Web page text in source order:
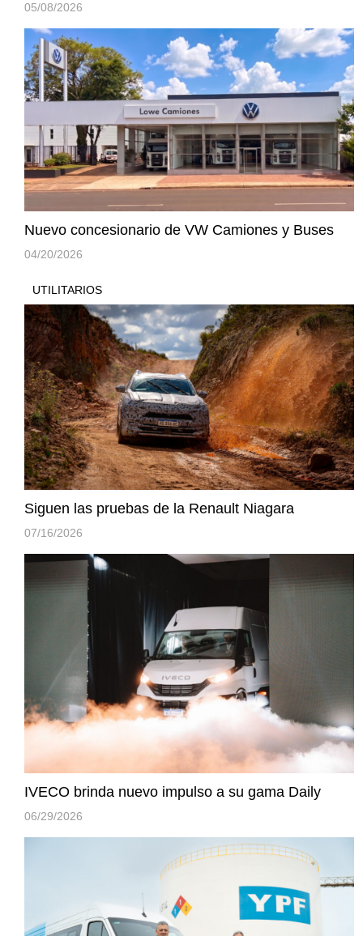
05/08/2026
Nuevo concesionario de VW Camiones y Buses
04/20/2026
UTILITARIOS
Siguen las pruebas de la Renault Niagara
07/16/2026
IVECO brinda nuevo impulso a su gama Daily
06/29/2026